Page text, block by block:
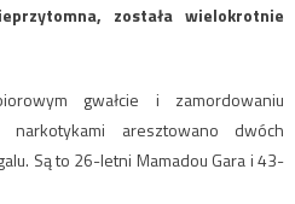
została wielokrotnie
gwałcie i zamordowaniu
aresztowano dwóch
Są to 26-letni Mamadou Gara i 43-